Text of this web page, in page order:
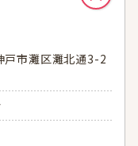
戸市灘区灘北通3-2